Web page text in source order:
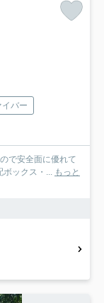
バー
で安全面に優れて
ボックス・... もっと